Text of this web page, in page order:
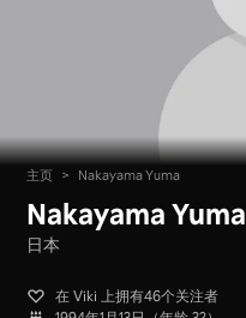
主页 > Nakayama Yuma
Nakayama Yuma
日本
在 Viki 上拥有46个关注者